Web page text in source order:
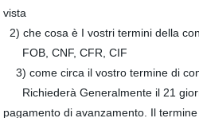
vista
2) che cosa è I vostri termini della
FOB, CNF, CFR, CIF
3) come circa il vostro termine di
Richiederà Generalmente il 21
pagamento di avanzamento. Il